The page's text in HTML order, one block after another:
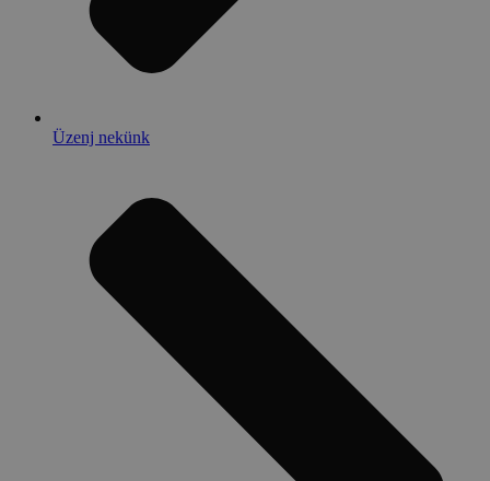
Üzenj nekünk